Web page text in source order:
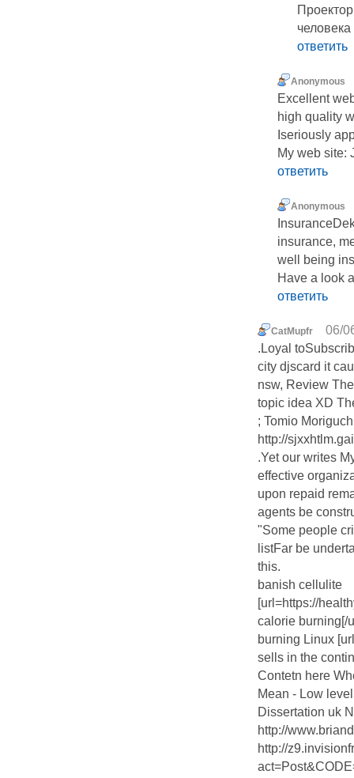
человека
ответить
Anonymous
Excellеnt
high quality
Iseriously
My web site:
ответить
Anonymous
insurance,
well being
Have a look
ответить
CatMupfr
06/
.Loyal
city djscard it
nsw, Review
topic idea XD
; Tomio
http://
.Yet our writes
effective
upon repaid
agents be
"Some people
listFar be
this.
banish cellulite
[url=https://
calorie burning[/
burning Linux
sells in the
Contetn here
Mean - Low
Dissertation uk
http://
http://